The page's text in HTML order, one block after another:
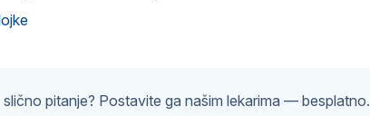
slično pitanje? Postavite ga našim lekarima — besplatno.